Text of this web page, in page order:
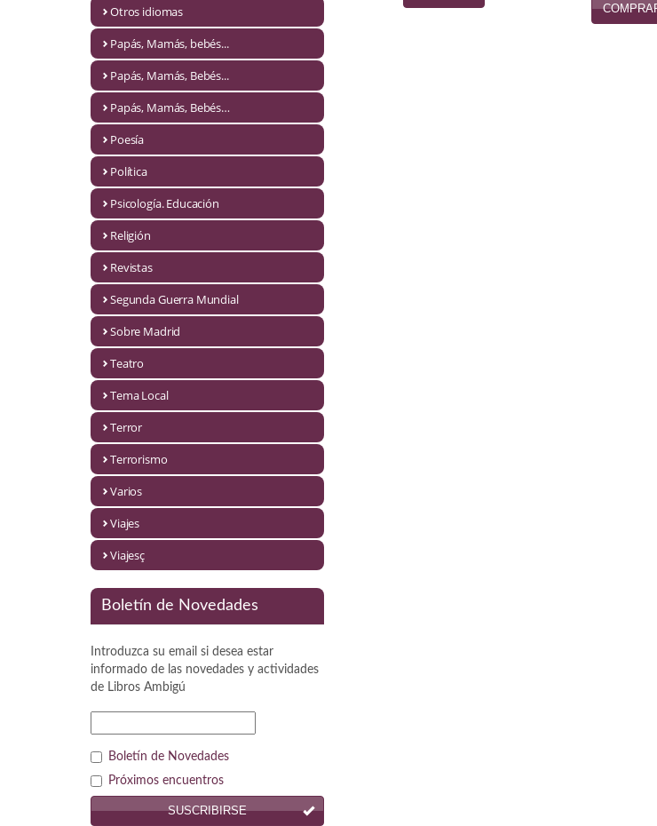
Novela Extranjera
Novela fantástica
Novela romántica
Otros idiomas
Papás, Mamás, bebés...
Papás, Mamás, Bebés...
Papás, Mamás, Bebés…
Psicología. Educación
Segunda Guerra Mundial
Otros idiomas
Papás, Mamás, bebés...
Papás, Mamás, Bebés...
Papás, Mamás, Bebés…
Poesía
Política
Psicología. Educación
Religión
Revistas
Segunda Guerra Mundial
Sobre Madrid
Teatro
Tema Local
Terror
Terrorismo
Varios
Viajes
Viajesç
Boletín de Novedades
Introduzca su email si desea estar
informado de las novedades y actividades
de Libros Ambigú
Boletín de Novedades
Próximos encuentros
SUSCRIBIRSE